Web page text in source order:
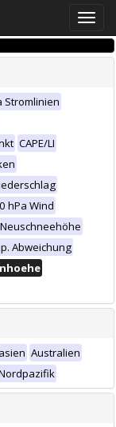
Toggle
Stromlinien
CAPE/LI
hPa Wind
Neuschneehöhe
Abweichung
Australien